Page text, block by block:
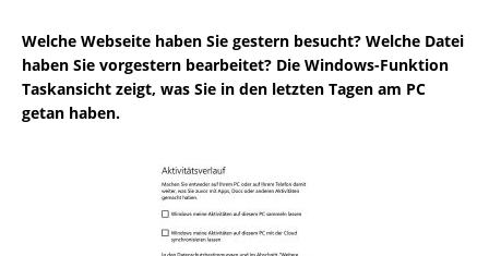
Welche Webseite haben Sie gestern besucht? Welche Datei
haben Sie vorgestern bearbeitet? Die Windows-Funktion
Taskansicht zeigt, was Sie in den letzten Tagen am PC
getan haben.